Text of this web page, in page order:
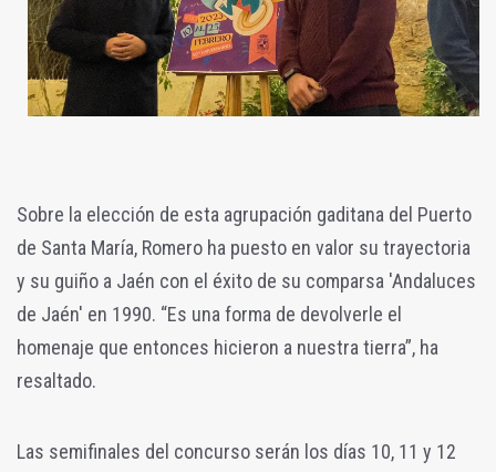
Sobre la elección de esta agrupación gaditana del Puerto
de Santa María, Romero ha puesto en valor su trayectoria
y su guiño a Jaén con el éxito de su comparsa 'Andaluces
de Jaén' en 1990. “Es una forma de devolverle el
homenaje que entonces hicieron a nuestra tierra”, ha
resaltado.
Las semifinales del concurso serán los días 10, 11 y 12